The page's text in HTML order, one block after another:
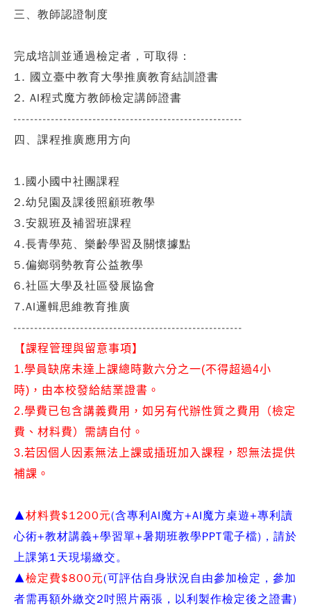
三、教師認證制度
完成培訓並通過檢定者，可取得：
1. 國立臺中教育大學推廣教育結訓證書
2. AI程式魔方教師檢定講師證書
-------------------------------------------------------
四、課程推廣應用方向
1.國小國中社團課程
2.幼兒園及課後照顧班教學
3.安親班及補習班課程
4.長青學苑、樂齡學習及關懷據點
5.偏鄉弱勢教育公益教學
6.社區大學及社區發展協會
7.AI邏輯思維教育推廣
-------------------------------------------------------
【課程管理與留意事項】
1.學員缺席未達上課總時數六分之一(不得超過4小
時)，由本校發給結業證書。
2.學費已包含講義費用，如另有代辦性質之費用（檢定
費、材料費）需請自付。
3.若因個人因素無法上課或插班加入課程，恕無法提供
補課。
▲材料費$1200元(含專利AI魔方+AI魔方桌遊+專利讀
心術+教材講義+學習單+暑期班教學PPT電子檔)，請於
上課第1天現場繳交。
▲檢定費$800元(可評估自身狀況自由參加檢定，參加
者需再額外繳交2吋照片兩張，以利製作檢定後之證書)